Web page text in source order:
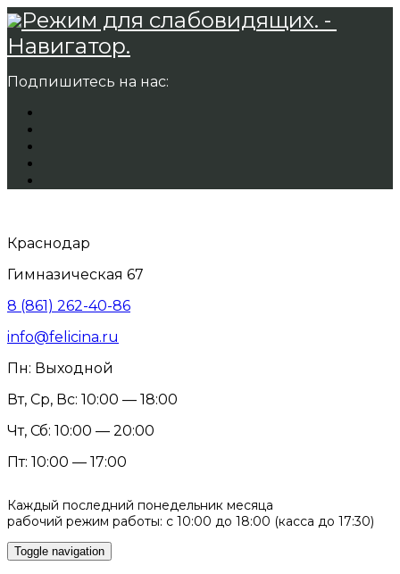
Режим для слабовидящих. -
Навигатор.
Подпишитесь на нас:
Краснодар
Гимназическая 67
8 (861) 262-40-86
info@felicina.ru
Пн: Выходной
Вт, Ср, Вс: 10:00 — 18:00
Чт, Сб: 10:00 — 20:00
Пт: 10:00 — 17:00
Каждый последний понедельник месяца
рабочий режим работы: с 10:00 до 18:00 (касса до 17:30)
Toggle navigation